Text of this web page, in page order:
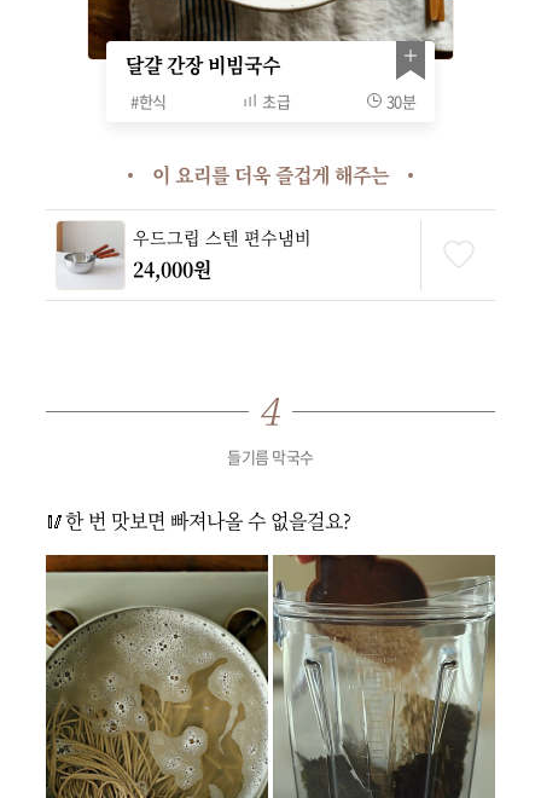
달걀 간장 비빔국수
#한식 초급 30분
이 요리를 더욱 즐겁게 해주는
우드그립 스텐 편수냄비
24,000원
들기름 막국수
🥢한 번 맛보면 빠져나올 수 없을걸요?